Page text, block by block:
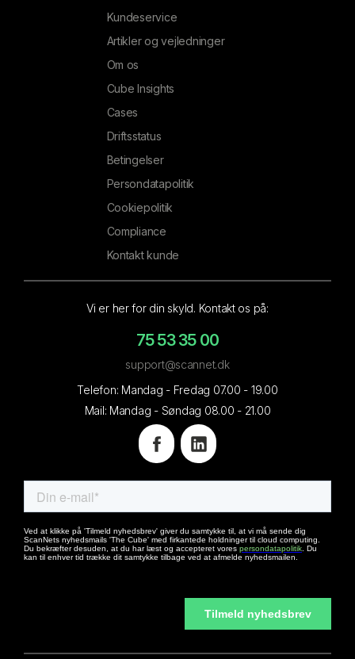
Kundeservice
Artikler og vejledninger
Om os
Cube Insights
Cases
Driftsstatus
Betingelser
Persondatapolitik
Cookiepolitik
Compliance
Kontakt kunde
Vi er her for din skyld. Kontakt os på:
75 53 35 00
support@scannet.dk
Telefon: Mandag - Fredag 07.00 - 19.00
Mail: Mandag - Søndag 08.00 - 21.00